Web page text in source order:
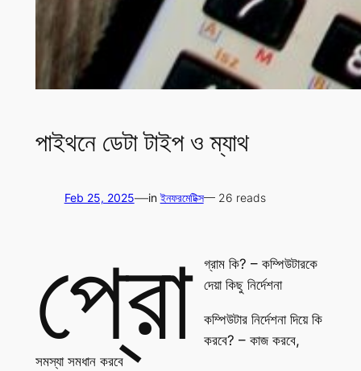
পাইথনে ডেটা টাইপ ও ম্যাথ
Feb 25, 2025—inইনফরমেটিক্স— 26 reads
প্রো
গ্রাম কি? – কম্পিউটারকে
দেয়া কিছু নির্দেশনা
কম্পিউটার নির্দেশনা দিয়ে কি
করবে? – কাজ করবে,
সমস্যা সমধান করবে